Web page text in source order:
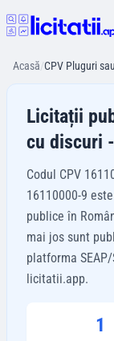
Acasă/CPV Pluguri
Licitații
cu discuri
Codul CPV
16110000-9
publice în
mai jos sunt
platforma
licitatii.app.
1